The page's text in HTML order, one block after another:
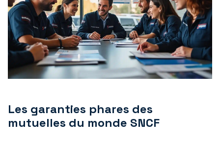
Les garanties phares des
mutuelles du monde SNCF